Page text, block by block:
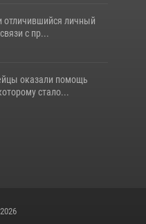
отличившийся личный
с пр...
оказали помощь
стало...